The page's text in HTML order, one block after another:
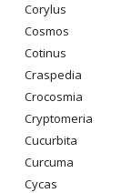
Corylus
Cosmos
Cotinus
Craspedia
Crocosmia
Cryptomeria
Cucurbita
Curcuma
Cycas